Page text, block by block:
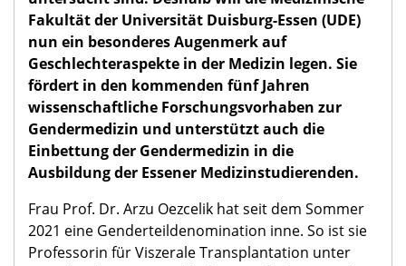
Fakultät der Universität Duisburg-Essen (UDE)
nun ein besonderes Augenmerk auf
Geschlechteraspekte in der Medizin legen. Sie
fördert in den kommenden fünf Jahren
wissenschaftliche Forschungsvorhaben zur
Gendermedizin und unterstützt auch die
Einbettung der Gendermedizin in die
Ausbildung der Essener Medizinstudierenden.
Frau Prof. Dr. Arzu Oezcelik hat seit dem Sommer
2021 eine Genderteildenomination inne. So ist sie
Professorin für Viszerale Transplantation unter